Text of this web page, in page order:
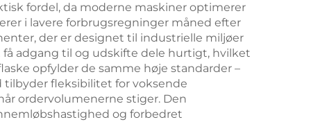
fordel, da moderne maskiner optimerer
i lavere forbrugsregninger måned efter
der er designet til industrielle miljøer
adgang til og udskifte dele hurtigt, hvilket
opfylder de samme høje standarder –
tilbyder fleksibilitet for voksende
ordervolumenerne stiger. Den
og forbedret